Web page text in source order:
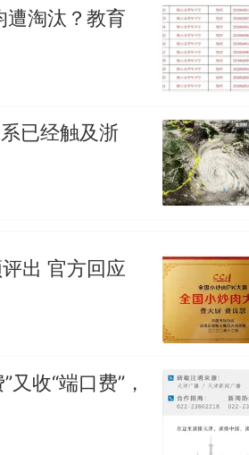
遭淘汰？教育
已经触及浙
出 官方回应
收“端口费”，